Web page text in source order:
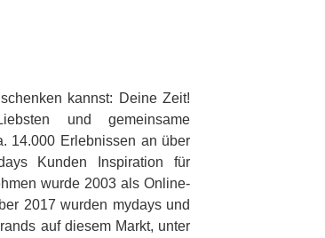
kannst: Deine Zeit!
und gemeinsame
14.000 Erlebnissen an über
Kunden Inspiration für
wurde 2003 als Online-
2017 wurden mydays und
auf diesem Markt, unter